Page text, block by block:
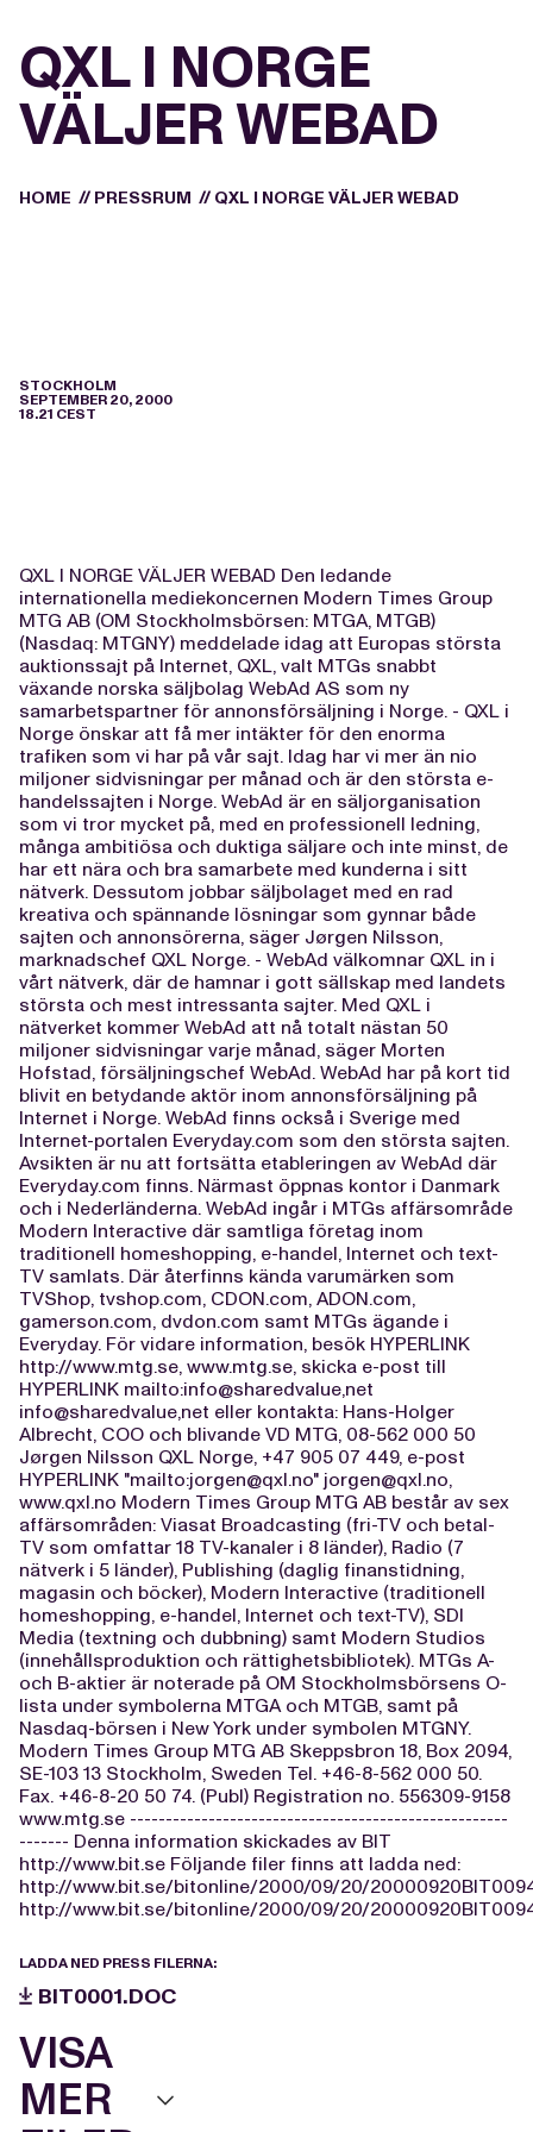
QXL I NORGE
VÄLJER WEBAD
HOME // PRESSRUM // QXL I NORGE VÄLJER WEBAD
STOCKHOLM
SEPTEMBER 20, 2000
18.21 CEST
QXL I NORGE VÄLJER WEBAD Den ledande
internationella mediekoncernen Modern Times Group
MTG AB (OM Stockholmsbörsen: MTGA, MTGB)
(Nasdaq: MTGNY) meddelade idag att Europas största
auktionssajt på Internet, QXL, valt MTGs snabbt
växande norska säljbolag WebAd AS som ny
samarbetspartner för annonsförsäljning i Norge. - QXL i
Norge önskar att få mer intäkter för den enorma
trafiken som vi har på vår sajt. Idag har vi mer än nio
miljoner sidvisningar per månad och är den största e-
handelssajten i Norge. WebAd är en säljorganisation
som vi tror mycket på, med en professionell ledning,
många ambitiösa och duktiga säljare och inte minst, de
har ett nära och bra samarbete med kunderna i sitt
nätverk. Dessutom jobbar säljbolaget med en rad
kreativa och spännande lösningar som gynnar både
sajten och annonsörerna, säger Jørgen Nilsson,
marknadschef QXL Norge. - WebAd välkomnar QXL in i
vårt nätverk, där de hamnar i gott sällskap med landets
största och mest intressanta sajter. Med QXL i
nätverket kommer WebAd att nå totalt nästan 50
miljoner sidvisningar varje månad, säger Morten
Hofstad, försäljningschef WebAd. WebAd har på kort tid
blivit en betydande aktör inom annonsförsäljning på
Internet i Norge. WebAd finns också i Sverige med
Internet-portalen Everyday.com som den största sajten.
Avsikten är nu att fortsätta etableringen av WebAd där
Everyday.com finns. Närmast öppnas kontor i Danmark
och i Nederländerna. WebAd ingår i MTGs affärsområde
Modern Interactive där samtliga företag inom
traditionell homeshopping, e-handel, Internet och text-
TV samlats. Där återfinns kända varumärken som
TVShop, tvshop.com, CDON.com, ADON.com,
gamerson.com, dvdon.com samt MTGs ägande i
Everyday. För vidare information, besök HYPERLINK
http://www.mtg.se, www.mtg.se, skicka e-post till
HYPERLINK mailto:info@sharedvalue,net
info@sharedvalue,net eller kontakta: Hans-Holger
Albrecht, COO och blivande VD MTG, 08-562 000 50
Jørgen Nilsson QXL Norge, +47 905 07 449, e-post
HYPERLINK "mailto:jorgen@qxl.no" jorgen@qxl.no,
www.qxl.no Modern Times Group MTG AB består av sex
affärsområden: Viasat Broadcasting (fri-TV och betal-
TV som omfattar 18 TV-kanaler i 8 länder), Radio (7
nätverk i 5 länder), Publishing (daglig finanstidning,
magasin och böcker), Modern Interactive (traditionell
homeshopping, e-handel, Internet och text-TV), SDI
Media (textning och dubbning) samt Modern Studios
(innehållsproduktion och rättighetsbibliotek). MTGs A-
och B-aktier är noterade på OM Stockholmsbörsens O-
lista under symbolerna MTGA och MTGB, samt på
Nasdaq-börsen i New York under symbolen MTGNY.
Modern Times Group MTG AB Skeppsbron 18, Box 2094,
SE-103 13 Stockholm, Sweden Tel. +46-8-562 000 50.
Fax. +46-8-20 50 74. (Publ) Registration no. 556309-9158
www.mtg.se -----------------------------------------------------
------- Denna information skickades av BIT
http://www.bit.se Följande filer finns att ladda ned:
http://www.bit.se/bitonline/2000/09/20/
http://www.bit.se/bitonline/2000/09/20/
LADDA NED PRESS FILERNA:
BIT0001.DOC
VISA
MER